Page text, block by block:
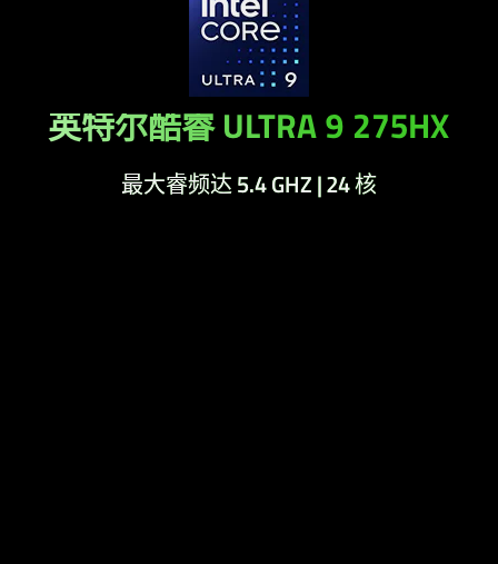
英特尔酷睿 ULTRA 9 275HX
最大睿频达 5.4 GHZ | 24 核